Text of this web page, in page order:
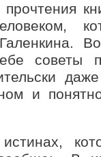
советы
и